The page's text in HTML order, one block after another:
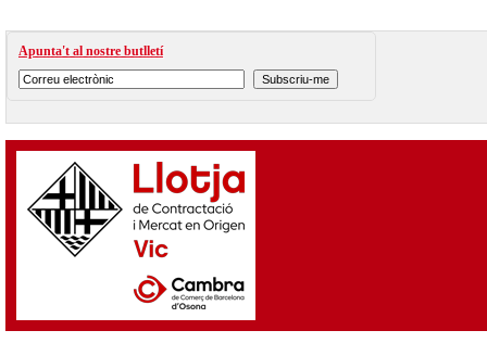
Apunta't al nostre butlletí